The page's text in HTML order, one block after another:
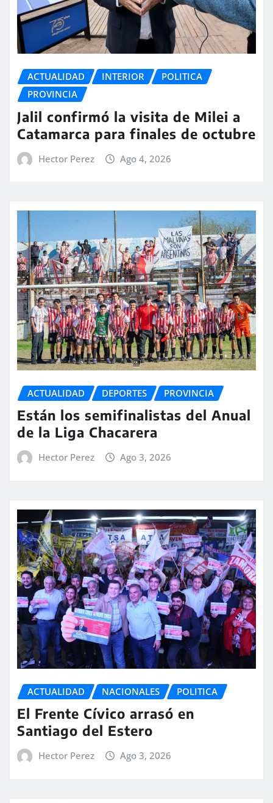
ACTUALIDAD INTERIOR
POLITICA
PROVINCIA
Jalil confirmó la visita de Milei a
Catamarca para finales de octubre
Hector Perez Ago 4, 2026
ACTUALIDAD DEPORTES PROVINCIA
Están los semifinalistas del Anual
de la Liga Chacarera
Hector Perez Ago 3, 2026
ACTUALIDAD NACIONALES POLITICA
El Frente Cívico arrasó en
Santiago del Estero
Hector Perez Ago 3, 2026